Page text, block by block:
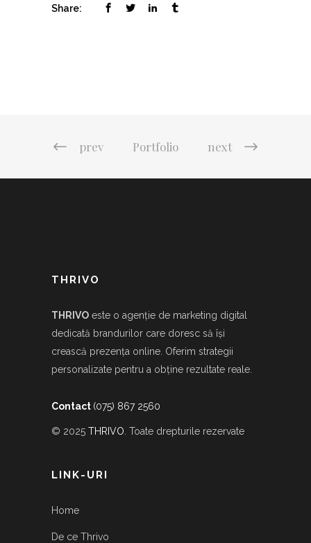
Share:
prev Portfolio next
THRIVO
THRIVO este o agenție de marketing digital
dedicată brandurilor care doresc să își
crească prezența online. Oferim strategii
personalizate pentru a obține rezultate reale.
Contact (075) 867 2560
© 2025 THRIVO . Toate drepturile rezervate
LINK-URI
Home
De ce Thrivo